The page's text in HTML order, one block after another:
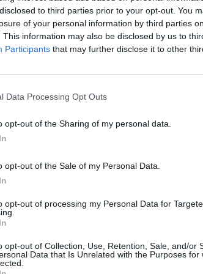
to third parties prior to your opt-out. You
of your personal information by third parties
This information may also be disclosed by us to
Participants that may further disclose it to other
Data Processing Opt Outs
opt-out of the Sharing of my personal data.
opt-out of the Sale of my Personal Data.
opt-out of processing my Personal Data for
opt-out of Collection, Use, Retention, Sale, and/or
Data that Is Unrelated with the Purposes for
του Παναθηναϊκού θέλει να
το ατομικό της ρεκόρ είναι 4.15.39.
των